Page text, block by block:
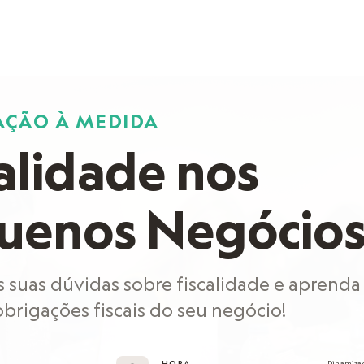
À MEDIDA
nos
suas dúvidas sobre fiscalidade e
fiscais do seu negócio!